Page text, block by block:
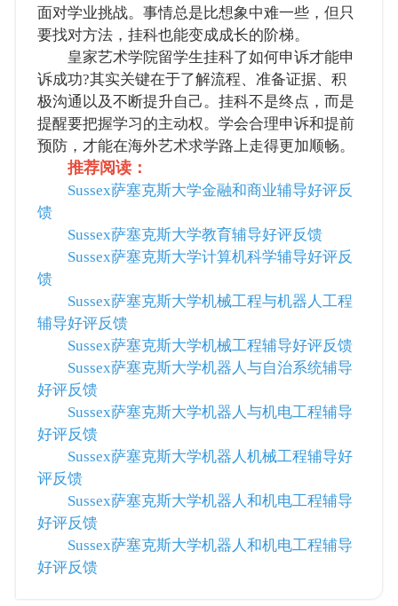
面对学业挑战。事情总是比想象中难一些，但只
要找对方法，挂科也能变成成长的阶梯。
皇家艺术学院留学生挂科了如何申诉才能申
诉成功?其实关键在于了解流程、准备证据、积
极沟通以及不断提升自己。挂科不是终点，而是
提醒要把握学习的主动权。学会合理申诉和提前
预防，才能在海外艺术求学路上走得更加顺畅。
推荐阅读：
Sussex萨塞克斯大学金融和商业辅导好评反
馈
Sussex萨塞克斯大学教育辅导好评反馈
Sussex萨塞克斯大学计算机科学辅导好评反
馈
Sussex萨塞克斯大学机械工程与机器人工程
辅导好评反馈
Sussex萨塞克斯大学机械工程辅导好评反馈
Sussex萨塞克斯大学机器人与自治系统辅导
好评反馈
Sussex萨塞克斯大学机器人与机电工程辅导
好评反馈
Sussex萨塞克斯大学机器人机械工程辅导好
评反馈
Sussex萨塞克斯大学机器人和机电工程辅导
好评反馈
Sussex萨塞克斯大学机器人和机电工程辅导
好评反馈